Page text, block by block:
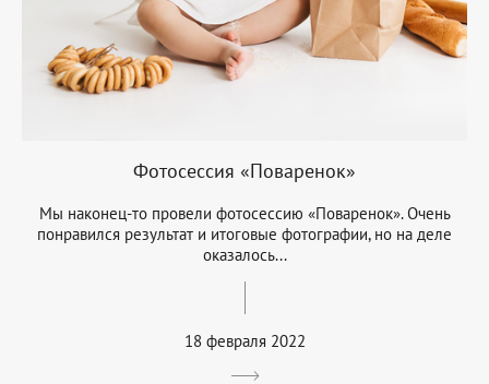
Фотосессия «Поваренок»
Мы наконец-то провели фотосессию «Поваренок». Очень
понравился результат и итоговые фотографии, но на деле
оказалось...
18 февраля 2022